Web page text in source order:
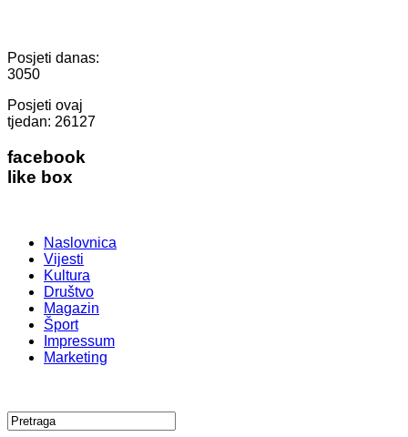
Posjeti danas:
3050
Posjeti ovaj
tjedan: 26127
facebook
like box
Naslovnica
Vijesti
Kultura
Društvo
Magazin
Šport
Impressum
Marketing